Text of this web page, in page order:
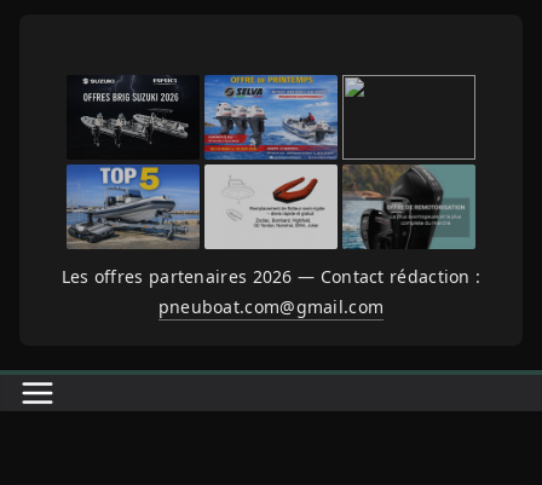
Les offres partenaires 2026 — Contact rédaction :
pneuboat.com@gmail.com